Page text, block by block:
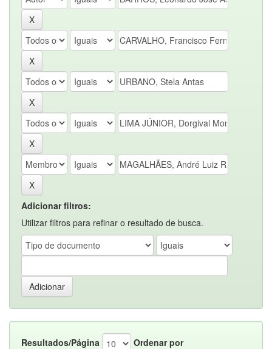
Adicionar filtros:
Utilizar filtros para refinar o resultado de busca.
Resultados/Página
Ordenar por